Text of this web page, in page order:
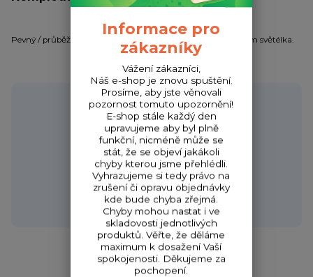
Pevný / průběžný splávek na dravce s možností vložení 4,5 mm světélka.
Potřebujete poradit?
Zákaznická podpora HONZA
+420 720 256 434
(Po-Čt 9-17 hod.,Pá 9-18 hod.)
obchod@fishcom.cz
Informace pro
zákazníky
Vážení zákazníci,
Náš e-shop je znovu spuštění.
Prosíme, aby jste věnovali
pozornost tomuto upozornění!
E-shop stále každý den
upravujeme aby byl plně
funkční, nicméně může se
stát, že se objeví jakákoli
chyby kterou jsme přehlédli.
Vyhrazujeme si tedy právo na
zrušení či opravu objednávky
kde bude chyba zřejmá.
Chyby mohou nastat i ve
skladovosti jednotlivých
produktů. Věřte, že děláme
maximum k dosažení Vaší
spokojenosti. Děkujeme za
pochopení.